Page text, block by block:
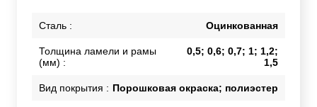
Сталь : Оцинкованная
Толщина ламели и рамы
(мм) :
0,5; 0,6; 0,7; 1; 1,2;
1,5
Вид покрытия : Порошковая окраска; полиэстер